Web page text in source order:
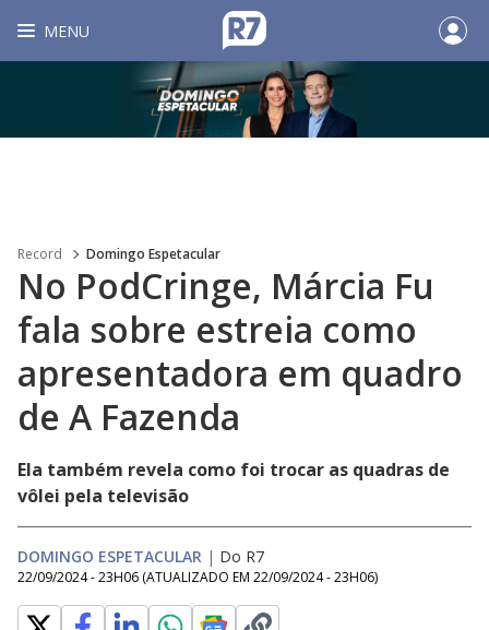
MENU
Record Domingo Espetacular
No PodCringe, Márcia Fu
fala sobre estreia como
apresentadora em quadro
de A Fazenda
Ela também revela como foi trocar as quadras de
vôlei pela televisão
DOMINGO ESPETACULAR | Do R7
22/09/2024 - 23H06 (ATUALIZADO EM 22/09/2024 - 23H06)